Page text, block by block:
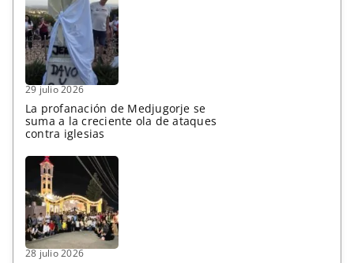
29 julio 2026
La profanación de Medjugorje se
suma a la creciente ola de ataques
contra iglesias
28 julio 2026